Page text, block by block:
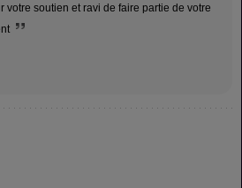
votre soutien et ravi de faire partie de votre